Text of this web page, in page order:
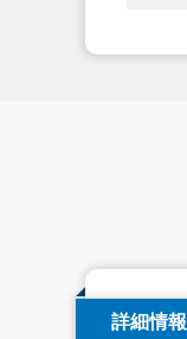
詳細情報